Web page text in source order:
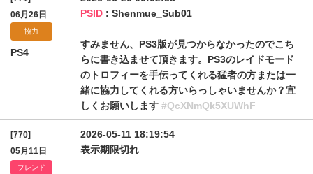
06月26日
協力
PS4
PSID : Shenmue_Sub01
すみません、PS3版が見つからなかったのでこち
らに書き込ませて頂きます。PS3のレイドモード
のトロフィーを手伝ってくれる猛者の方または一
緒に協力してくれる方いらっしゃいませんか？宜
しくお願いします #QcXNmQk5XUWhF
[770]
05月11日
フレンド
2026-05-11 18:19:54
表示期限切れ